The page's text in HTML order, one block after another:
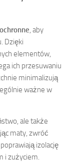
, aby
Dzięki
elementów,
ich przesuwaniu
minimalizują
ważne w
ale także
maty, zwróć
izolację
i zużyciem.